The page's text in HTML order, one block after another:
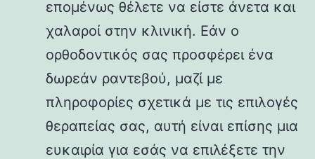
επομένως θέλετε να είστε άνετα και
χαλαροί στην κλινική. Εάν ο
ορθοδοντικός σας προσφέρει ένα
δωρεάν ραντεβού, μαζί με
πληροφορίες σχετικά με τις επιλογές
θεραπείας σας, αυτή είναι επίσης μια
ευκαιρία για εσάς να επιλέξετε την